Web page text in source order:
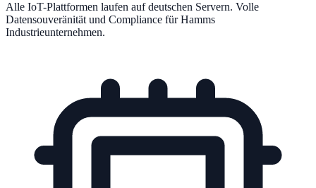
Alle IoT-Plattformen laufen auf deutschen Servern. Volle
Datensouveränität und Compliance für Hamms
Industrieunternehmen.